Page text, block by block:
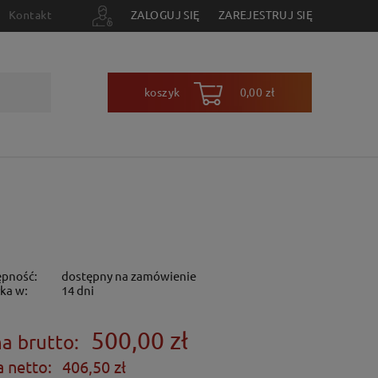
Kontakt ZALOGUJ SIĘ ZAREJESTRUJ SIĘ
koszyk 0,00 zł
dostępny na zamówienie
w:
14 dni
brutto: 500,00 zł
netto: 406,50 zł